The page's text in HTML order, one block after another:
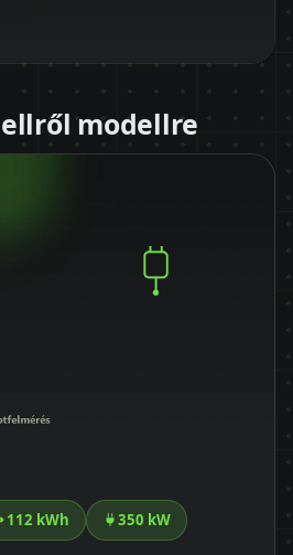
modellre
112 kWh 350 kW